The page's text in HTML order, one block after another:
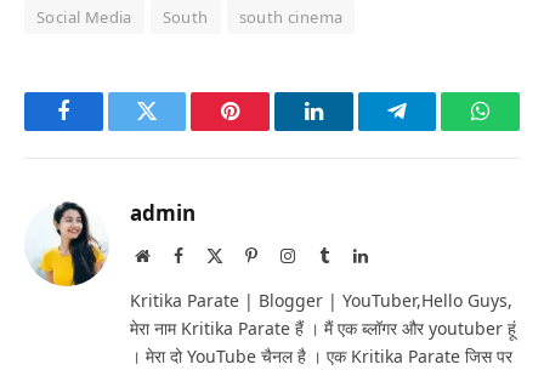
Social Media
South south cinema
FacebookTwitter Pinterest LinkedInTelegram
admin
WebsiteFacebook PinterestInstagram
TumblrLinkedIn
Kritika Parate | Blogger | YouTuber,Hello Guys,
मेरा नाम Kritika Parate हैं । मैं एक ब्लॉगर और youtuber हूं
। मेरा दो YouTube चैनल है । एक Kritika Parate जिस पर